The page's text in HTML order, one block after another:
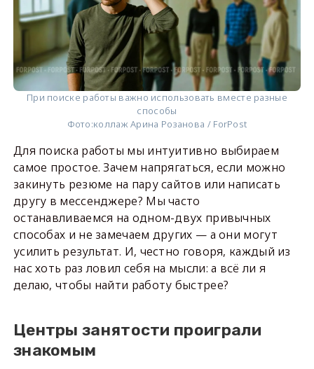
При поиске работы важно использовать вместе разные
способы
Фото:коллаж Арина Розанова / ForPost
Для поиска работы мы интуитивно выбираем
самое простое. Зачем напрягаться, если можно
закинуть резюме на пару сайтов или написать
другу в мессенджере? Мы часто
останавливаемся на одном-двух привычных
способах и не замечаем других — а они могут
усилить результат. И, честно говоря, каждый из
нас хоть раз ловил себя на мысли: а всё ли я
делаю, чтобы найти работу быстрее?
Центры занятости проиграли
знакомым